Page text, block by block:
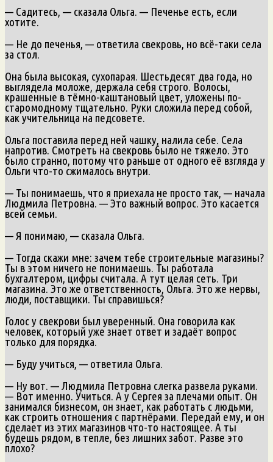
— Садитесь, — сказала Ольга. — Печенье есть, если
хотите.
— Не до печенья, — ответила свекровь, но всё-таки села
за стол.
Она была высокая, сухопарая. Шестьдесят два года, но
выглядела моложе, держала себя строго. Волосы,
крашенные в тёмно-каштановый цвет, уложены по-
старомодному тщательно. Руки сложила перед собой,
как учительница на педсовете.
Ольга поставила перед ней чашку, налила себе. Села
напротив. Смотреть на свекровь было не тяжело. Это
было странно, потому что раньше от одного её взгляда у
Ольги что-то сжималось внутри.
— Ты понимаешь, что я приехала не просто так, — начала
Людмила Петровна. — Это важный вопрос. Это касается
всей семьи.
— Я понимаю, — сказала Ольга.
— Тогда скажи мне: зачем тебе строительные магазины?
Ты в этом ничего не понимаешь. Ты работала
бухгалтером, цифры считала. А тут целая сеть. Три
магазина. Это же ответственность, Ольга. Это же нервы,
люди, поставщики. Ты справишься?
Голос у свекрови был уверенный. Она говорила как
человек, который уже знает ответ и задаёт вопрос
только для порядка.
— Буду учиться, — ответила Ольга.
— Ну вот. — Людмила Петровна слегка развела руками.
— Вот именно. Учиться. А у Сергея за плечами опыт. Он
занимался бизнесом, он знает, как работать с людьми,
как строить отношения с партнёрами. Передай ему, и он
сделает из этих магазинов что-то настоящее. А ты
будешь рядом, в тепле, без лишних забот. Разве это
плохо?